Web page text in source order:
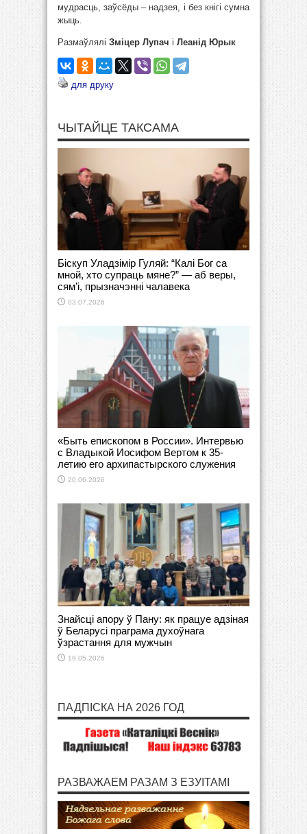
мудрасць, заўсёды – надзея, і без кнігі сумна
жыць.
Размаўлялі Зміцер Лупач і Леанід Юрык
для друку
ЧЫТАЙЦЕ ТАКСАМА
Біскуп Уладзімір Гуляй: “Калі Бог са
мной, хто супраць мяне?” — аб веры,
сям’і, прызначэнні чалавека
03.07.2026
«Быть епископом в России». Интервью
с Владыкой Иосифом Вертом к 35-
летию его архипастырского служения
20.06.2026
Знайсці апору ў Пану: як працуе адзіная
ў Беларусі праграма духоўнага
ўзрастання для мужчын
19.05.2026
ПАДПІСКА НА 2026 ГОД
РАЗВАЖАЕМ РАЗАМ З ЕЗУІТАМІ